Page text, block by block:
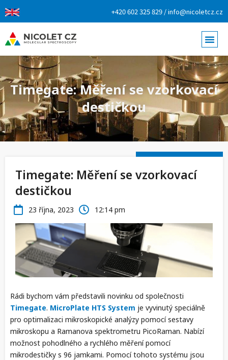
+420 602 325 829 / info@nicoletcz.cz
Timegate: Měření se vzorkovací
destičkou
Timegate: Měření se vzorkovací
destičkou
23 října, 2023 12:14 pm
Rádi bychom vám představili novinku od společnosti
Timegate. MicroPlate HTS System je vyvinutý speciálně
pro optimalizaci mikroskopické analýzy pomocí sestavy
mikroskopu a Ramanova spektrometru PicoRaman. Nabízí
možnost pohodlného a rychlého měření pomocí
mikrodestičky s 96 jamkami. Pomocí tohoto systému jsou